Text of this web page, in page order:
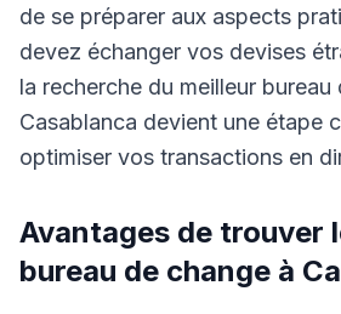
de se préparer aux aspects
devez échanger vos devises
la recherche du meilleur bureau
Casablanca devient une étape
optimiser vos transactions en
Avantages de trouver
bureau de change à